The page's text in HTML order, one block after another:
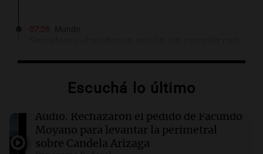
Buen día, Argentina
libertad bajo fianza en Estados Unidos
06:40 Mundo
Escuchá lo último
Audio. Rechazaron el pedido de Facundo
Moyano para levantar la perimetral
sobre Candela Arizaga